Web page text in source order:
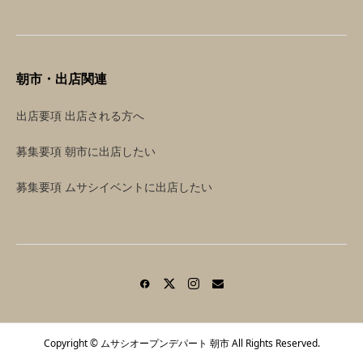
朝市・出店関連
出店要項 出店される方へ
募集要項 朝市に出店したい
募集要項 ムサシイベントに出店したい
Copyright © ムサシオープンデパート 朝市 All Rights Reserved.